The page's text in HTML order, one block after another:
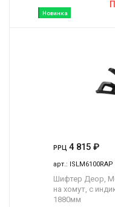
Новинка
РРЦ 4 815 ₽
арт.: ISLM6100RAP
Шифтер Деор,
на хомут, c
1880мм